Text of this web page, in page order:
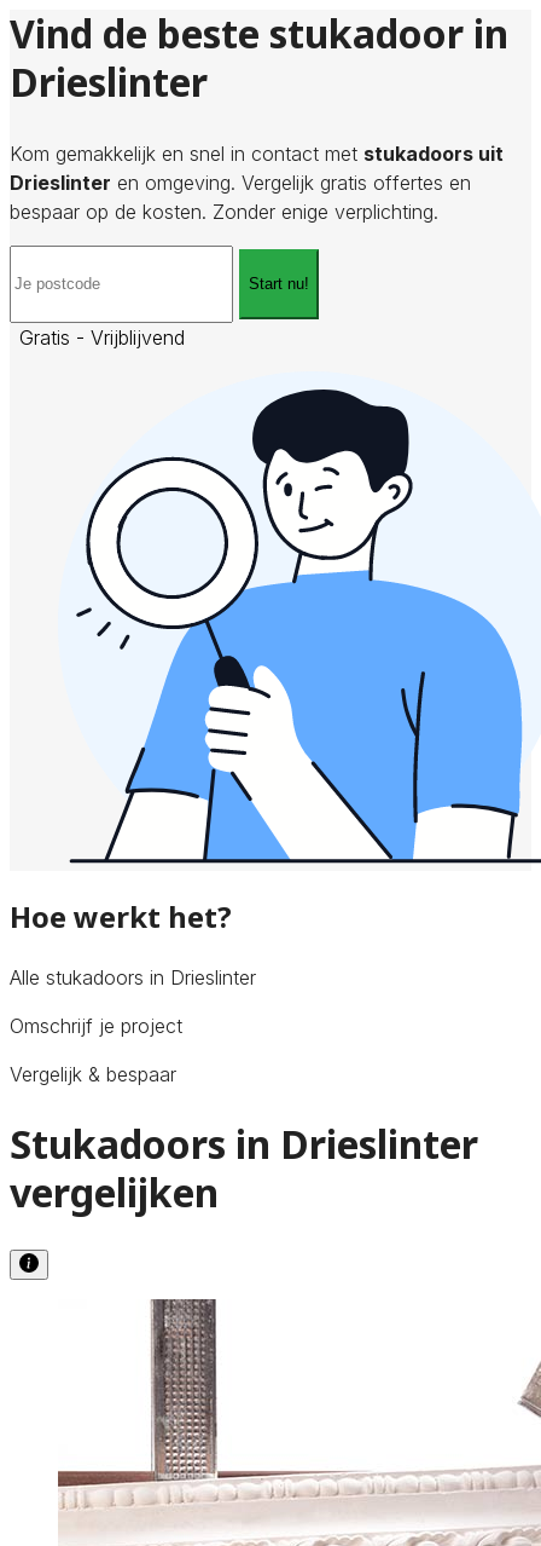
Vind de beste stukadoor in
Drieslinter
Kom gemakkelijk en snel in contact met stukadoors uit
Drieslinter en omgeving. Vergelijk gratis offertes en
bespaar op de kosten. Zonder enige verplichting.
Start nu!
Gratis - Vrijblijvend
Hoe werkt het?
Alle stukadoors in Drieslinter
Omschrijf je project
Vergelijk & bespaar
Stukadoors in Drieslinter
vergelijken